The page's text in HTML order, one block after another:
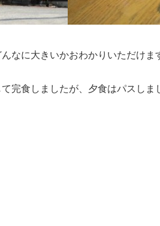
なに大きいかおわかりいただけま
完食しましたが、夕食はパスしま